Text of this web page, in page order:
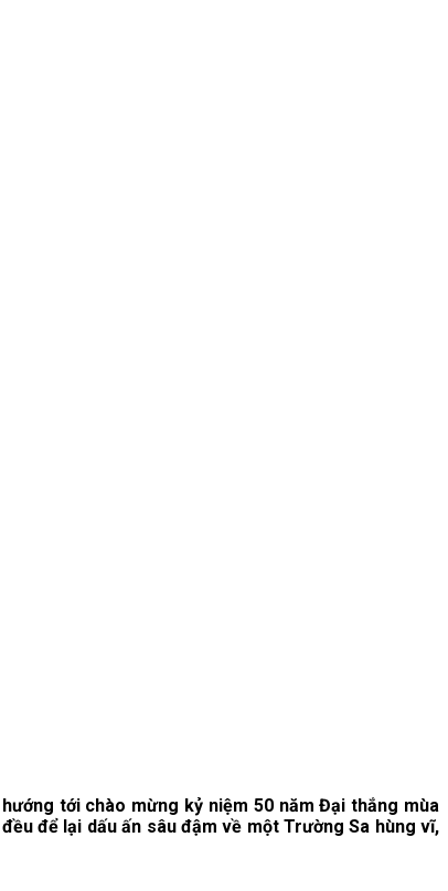
tới chào mừng kỷ niệm 50 năm Đại thắng mùa
để lại dấu ấn sâu đậm về một Trường Sa hùng vĩ,